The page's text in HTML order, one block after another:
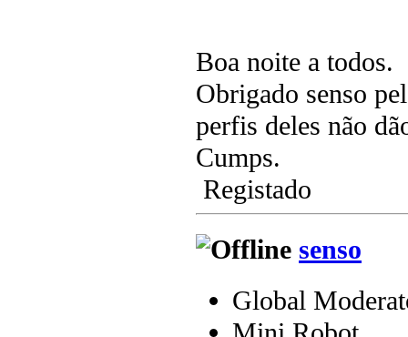
Boa noite a todos.
Obrigado senso
perfis deles não
Cumps.
Registado
senso
Global